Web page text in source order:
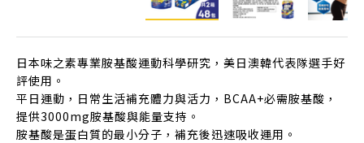
日本味之素專業胺基酸運動科學研究，美日澳韓代表隊選手好
評使用。
平日運動，日常生活補充體力與活力，BCAA+必需胺基酸，
提供3000mg胺基酸與能量支持。
胺基酸是蛋白質的最小分子，補充後迅速吸收運用。